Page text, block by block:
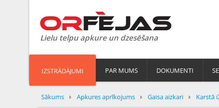
Lielu telpu apkure un dzesēšana
IZSTRĀDĀJUMI PAR MUMS DOKUMENTI
Sākums Apkures aprīkojums Gaisa aizkari Karstā